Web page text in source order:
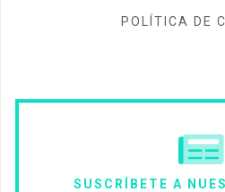
POLÍTICA DE
SUSCRÍBETE A